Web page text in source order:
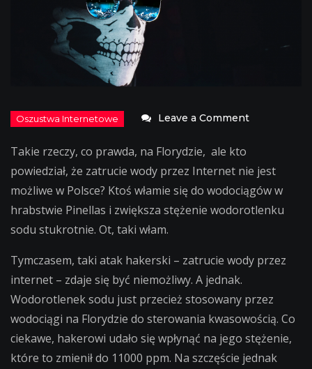
Leave a Commenton
przez
internet
–
Takie rzeczy, co prawda, na Florydzie, ale kto
powiedział, że zatrucie wody przez Internet nie jest
możliwe w Polsce? Ktoś włamie się do wodociągów w
hrabstwie Pinellas i zwiększa stężenie wodorotlenku
sodu stukrotnie. Ot, taki włam.
Tymczasem, taki atak hakerski – zatrucie wody przez
internet – zdaje się być niemożliwy. A jednak.
Wodorotlenek sodu just przecież stosowany przez
wodociągi na Florydzie do sterowania kwasowością. Co
ciekawe, hakerowi udało się wpłynąć na jego stężenie,
które to zmienił do 11000 ppm. Na szczęście jednak